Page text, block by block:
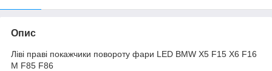
Опис
Ліві праві покажчики повороту фари LED BMW X5 F15 X6 F16
M F85 F86